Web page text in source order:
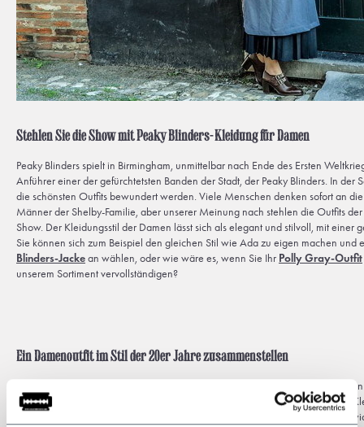
Stehlen Sie die Show mit Peaky Blinders-Kleidung für Damen
Peaky Blinders spielt in Birmingham, unmittelbar nach Ende des Ersten
Anführer einer der gefürchtetsten Banden der Stadt, der Peaky Blinders. In der
die schönsten Outfits bewundert werden. Viele Menschen denken sofort an
Männer der Shelby-Familie, aber unserer Meinung nach stehlen die Outfits
Show. Der Kleidungsstil der Damen lässt sich als elegant und stilvoll, mit einer
Sie können sich zum Beispiel den gleichen Stil wie Ada zu eigen machen und
Blinders-Jackean wählen, oder wie wäre es, wenn Sie Ihr Polly Gray-Outfit
unserem Sortiment vervollständigen?
Ein Damenoutfit im Stil der 20er Jahre zusammenstellen
Möchten Sie als großer Fan der Damen aus der Serie Peaky Blinders
Dann sind Sie bei Shelby Brothers an der richtigen Adresse für die schönsten
Die Peaky Blinders-Kleidung für Damen steht beispielhaft für die ständige